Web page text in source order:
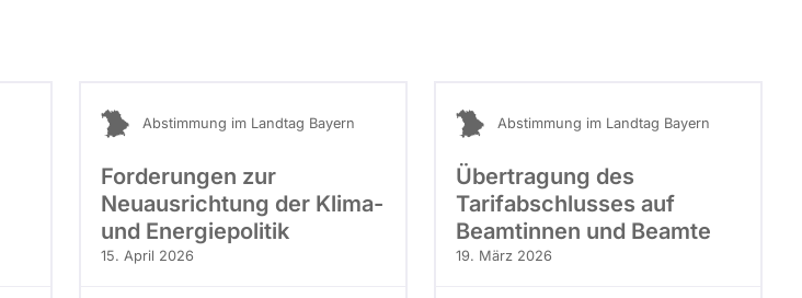
Abstimmung im Landtag Bayern
Forderungen zur
Neuausrichtung der Klima-
und Energiepolitik
15. April 2026
Abstimmung im Landtag Bayern
Übertragung des
Tarifabschlusses auf
Beamtinnen und Beamte
19. März 2026